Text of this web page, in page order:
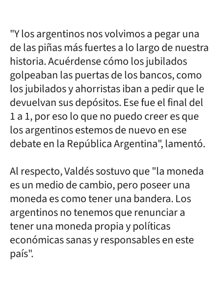
"Y los argentinos nos volvimos a pegar una
de las piñas más fuertes a lo largo de nuestra
historia. Acuérdense cómo los jubilados
golpeaban las puertas de los bancos, como
los jubilados y ahorristas iban a pedir que le
devuelvan sus depósitos. Ese fue el final del
1 a 1, por eso lo que no puedo creer es que
los argentinos estemos de nuevo en ese
debate en la República Argentina", lamentó.
Al respecto, Valdés sostuvo que "la moneda
es un medio de cambio, pero poseer una
moneda es como tener una bandera. Los
argentinos no tenemos que renunciar a
tener una moneda propia y políticas
económicas sanas y responsables en este
país".